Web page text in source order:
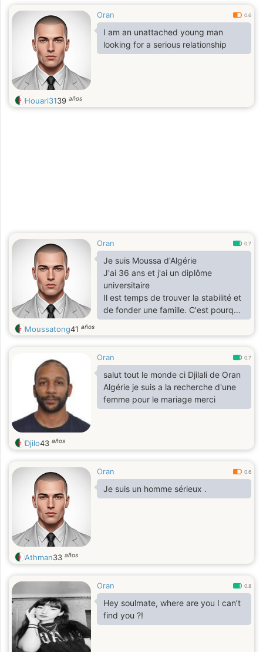
Oran 0.6
I am an unattached young man
looking for a serious relationship
Houari3139 años
Oran 0.7
Je suis Moussa d'Algérie
J'ai 36 ans et j'ai un diplôme
universitaire
Il est temps de trouver la stabilité et
de fonder une famille. C'est pourquoi
je suis ici à la recherche d'un
partenaire de vie
les expériences et les aventures.
J'aime aussi la musique, le cinéma et
les activités sociales. J'aime aussi
prendre des responsabilités envers
mon partenaire de vie et ma famille.
Moussatong41 años
Oran 0.7
salut tout le monde ci Djilali de Oran
Algérie je suis a la recherche d'une
femme pour le mariage merci
Djilo43 años
Oran 0.6
Je suis un homme sérieux .
Athman33 años
Oran 0.8
Hey soulmate, where are you I can’t
find you ?!